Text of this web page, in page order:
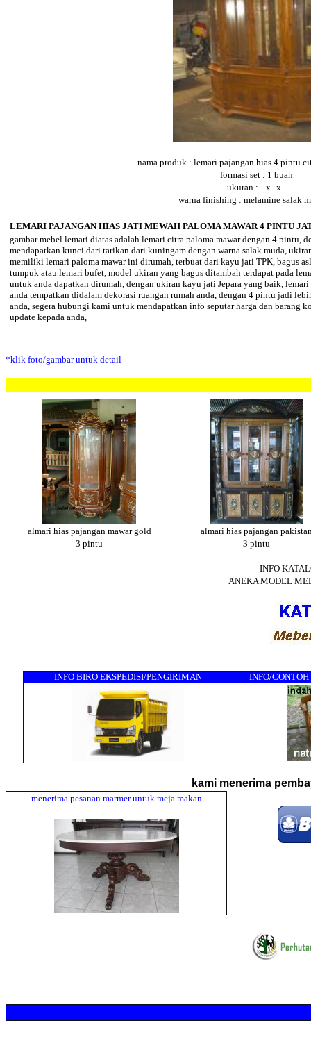
nama produk : lemari pajangan hias 4 pintu
formasi set : 1 buah
ukuran : --x--x--
warna finishing : melamine salak
LEMARI PAJANGAN HIAS JATI MEWAH PALOMA MAWAR 4 PINTU
gambar mebel lemari diatas adalah lemari citra paloma mawar dengan 4 pintu,
mendapatkan kunci dari tarikan dari kuningam dengan warna salak muda,
memiliki lemari paloma mawar ini dirumah, terbuat dari kayu jati TPK, bagus
tumpuk atau lemari bufet, model ukiran yang bagus ditambah terdapat pada
untuk anda dapatkan dirumah, dengan ukiran kayu jati Jepara yang baik,
anda tempatkan didalam dekorasi ruangan rumah anda, dengan 4 pintu jadi
anda, segera hubungi kami untuk mendapatkan info seputar harga dan barang
update kepada anda,
*klik foto/gambar untuk detail
almari hias pajangan mawar gold
3 pintu
almari hias pajangan
3 pintu
INFO
ANEKA MODEL
INFO BIRO EKSPEDISI/PENGIRIMAN INFO/
kami menerima
menerima pesanan marmer untuk meja makan